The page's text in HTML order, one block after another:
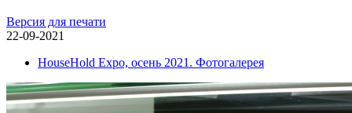
Версия для печати
22-09-2021
HouseHold Expo, осень 2021. Фотогалерея